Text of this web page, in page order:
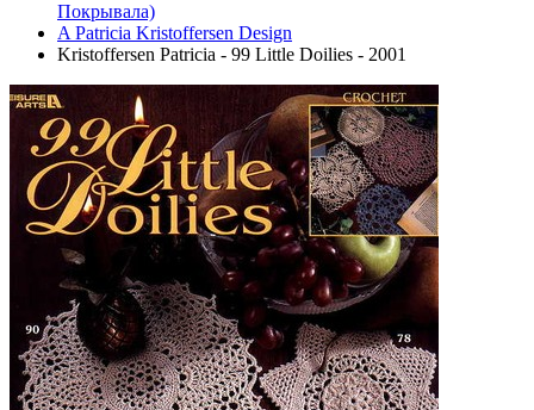
Покрывала)
A Patricia Kristoffersen Design
Kristoffersen Patricia - 99 Little Doilies - 2001